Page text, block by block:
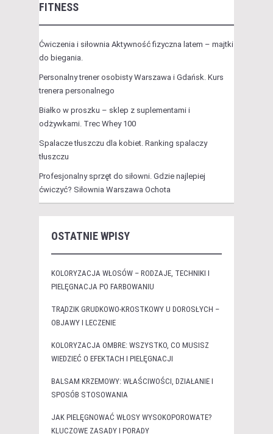
FITNESS
Ćwiczenia i siłownia Aktywność fizyczna latem – majtki
do biegania.
Personalny trener osobisty Warszawa i Gdańsk. Kurs
trenera personalnego
Białko w proszku – sklep z suplementami i
odżywkami. Trec Whey 100
Spalacze tłuszczu dla kobiet. Ranking spalaczy
tłuszczu
Profesjonalny sprzęt do siłowni. Gdzie najlepiej
ćwiczyć? Siłownia Warszawa Ochota
OSTATNIE WPISY
KOLORYZACJA WŁOSÓW – RODZAJE, TECHNIKI I
PIELĘGNACJA PO FARBOWANIU
TRĄDZIK GRUDKOWO-KROSTKOWY U DOROSŁYCH –
OBJAWY I LECZENIE
KOLORYZACJA OMBRE: WSZYSTKO, CO MUSISZ
WIEDZIEĆ O EFEKTACH I PIELĘGNACJI
BALSAM KRZEMOWY: WŁAŚCIWOŚCI, DZIAŁANIE I
SPOSÓB STOSOWANIA
JAK PIELĘGNOWAĆ WŁOSY WYSOKOPOROWATE?
KLUCZOWE ZASADY I PORADY